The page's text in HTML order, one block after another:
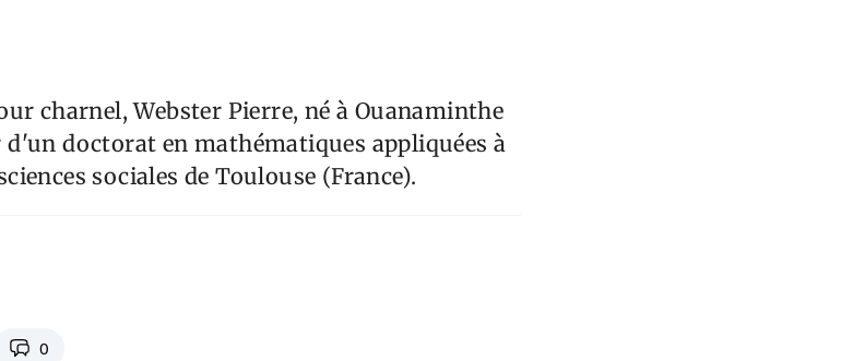
charnel, Webster Pierre, né à Ouanaminthe
d'un doctorat en mathématiques appliquées à
sociales de Toulouse (France).
0